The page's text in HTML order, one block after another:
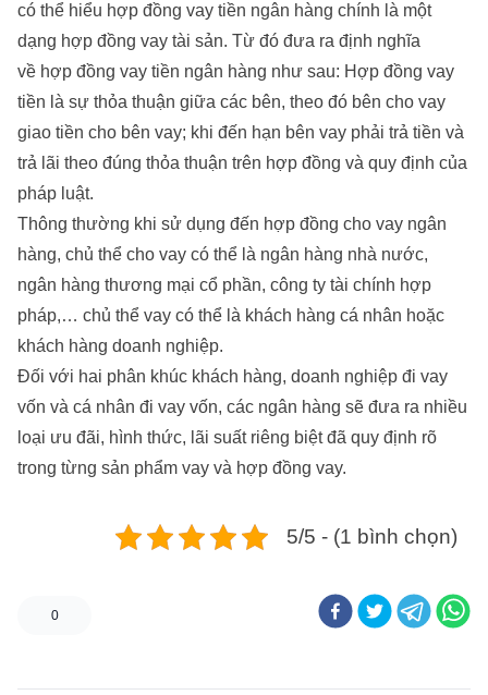
có thể hiểu hợp đồng vay tiền ngân hàng chính là một
dạng hợp đồng vay tài sản. Từ đó đưa ra định nghĩa
về hợp đồng vay tiền ngân hàng như sau: Hợp đồng vay
tiền là sự thỏa thuận giữa các bên, theo đó bên cho vay
giao tiền cho bên vay; khi đến hạn bên vay phải trả tiền và
trả lãi theo đúng thỏa thuận trên hợp đồng và quy định của
pháp luật.
Thông thường khi sử dụng đến hợp đồng cho vay ngân
hàng, chủ thể cho vay có thể là ngân hàng nhà nước,
ngân hàng thương mại cổ phần, công ty tài chính hợp
pháp,… chủ thể vay có thể là khách hàng cá nhân hoặc
khách hàng doanh nghiệp.
Đối với hai phân khúc khách hàng, doanh nghiệp đi vay
vốn và cá nhân đi vay vốn, các ngân hàng sẽ đưa ra nhiều
loại ưu đãi, hình thức, lãi suất riêng biệt đã quy định rõ
trong từng sản phẩm vay và hợp đồng vay.
5/5 - (1 bình chọn)
0